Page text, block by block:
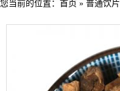
您当前的位置： 首页 » 普通饮片